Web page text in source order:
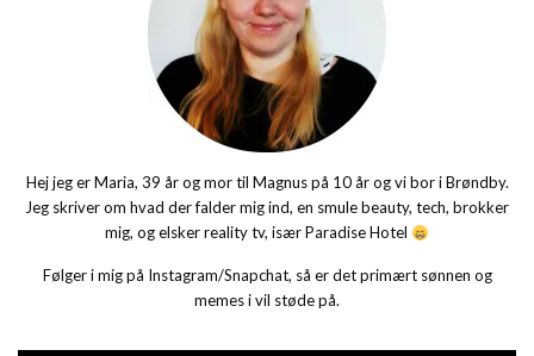
Hej jeg er Maria, 39 år og mor til Magnus på 10 år og vi bor i Brøndby.
Jeg skriver om hvad der falder mig ind, en smule beauty, tech, brokker
mig, og elsker reality tv, især Paradise Hotel
Følger i mig på Instagram/Snapchat, så er det primært sønnen og
memes i vil støde på.